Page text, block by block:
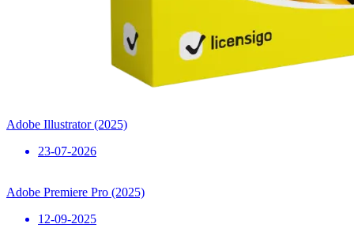
Adobe Illustrator (2025)
23-07-2026
Adobe Premiere Pro (2025)
12-09-2025